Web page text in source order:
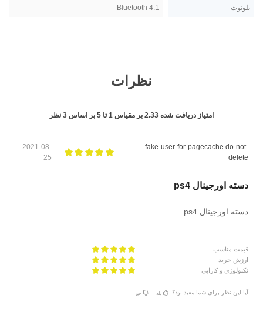
بلوتوث Bluetooth 4.1
نظرات
امتیاز دریافت شده 2.33 بر مقیاس 1تا 5 بر اساس 3 نظر
fake-user-for-pagecache do-not-
delete
2021-08-
25
دسته اورجینال ps4
دسته اورجینال ps4
قیمت مناسب
ارزش خرید
تکنولوژی و کارایی
آیا این نظر برای شما مفید بود؟ بله خیر